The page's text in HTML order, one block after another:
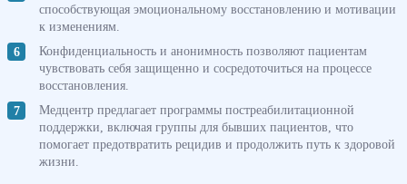
способствующая эмоциональному восстановлению и мотивации
к изменениям.
Конфиденциальность и анонимность позволяют пациентам
чувствовать себя защищенно и сосредоточиться на процессе
восстановления.
Медцентр предлагает программы постреабилитационной
поддержки, включая группы для бывших пациентов, что
помогает предотвратить рецидив и продолжить путь к здоровой
жизни.